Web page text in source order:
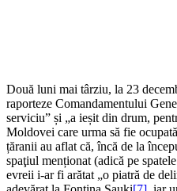
Două luni mai târziu, la 23
raporteze Comandamentului
serviciu” și „a ieșit din drum,
Moldovei care urma să fie
țăranii au aflat că, încă de la
spaţiul menționat (adică pe
evreii i-ar fi arătat „o piatră de